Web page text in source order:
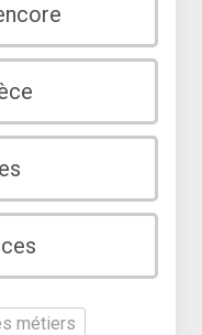
métiers